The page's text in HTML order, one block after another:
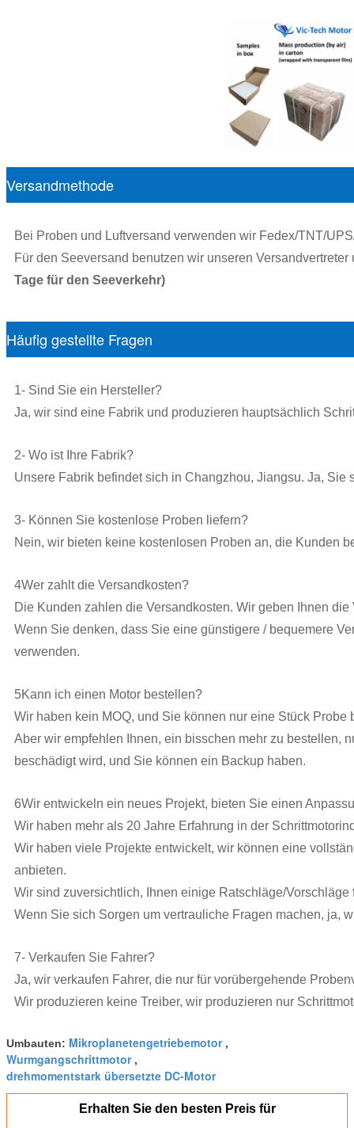
Versandmethode
Bei Proben und Luftversand verwenden wir Fedex/TNT/
Für den Seeversand benutzen wir unseren
Tage für den Seeverkehr)
Häufig gestellte Fragen
1- Sind Sie ein Hersteller?
Ja, wir sind eine Fabrik und produzieren hauptsächlich
2- Wo ist Ihre Fabrik?
Unsere Fabrik befindet sich in Changzhou, Jiangsu. Ja, Sie
3- Können Sie kostenlose Proben liefern?
Nein, wir bieten keine kostenlosen Proben an, die Kunden
4Wer zahlt die Versandkosten?
Die Kunden zahlen die Versandkosten. Wir geben Ihnen die
Wenn Sie denken, dass Sie eine günstigere / bequemere
verwenden.
5Kann ich einen Motor bestellen?
Wir haben kein MOQ, und Sie können nur eine Stück Probe
Aber wir empfehlen Ihnen, ein bisschen mehr zu bestellen,
beschädigt wird, und Sie können ein Backup haben.
6Wir entwickeln ein neues Projekt, bieten Sie einen
Wir haben mehr als 20 Jahre Erfahrung in der
Wir haben viele Projekte entwickelt, wir können eine
anbieten.
Wir sind zuversichtlich, Ihnen einige Ratschläge/
Wenn Sie sich Sorgen um vertrauliche Fragen machen, ja,
7- Verkaufen Sie Fahrer?
Ja, wir verkaufen Fahrer, die nur für vorübergehende
Wir produzieren keine Treiber, wir produzieren nur
Umbauten: Mikroplanetengetriebemotor,
Wurmgangschrittmotor,
drehmomentstark übersetzte DC-Motor
Erhalten Sie den besten Preis für